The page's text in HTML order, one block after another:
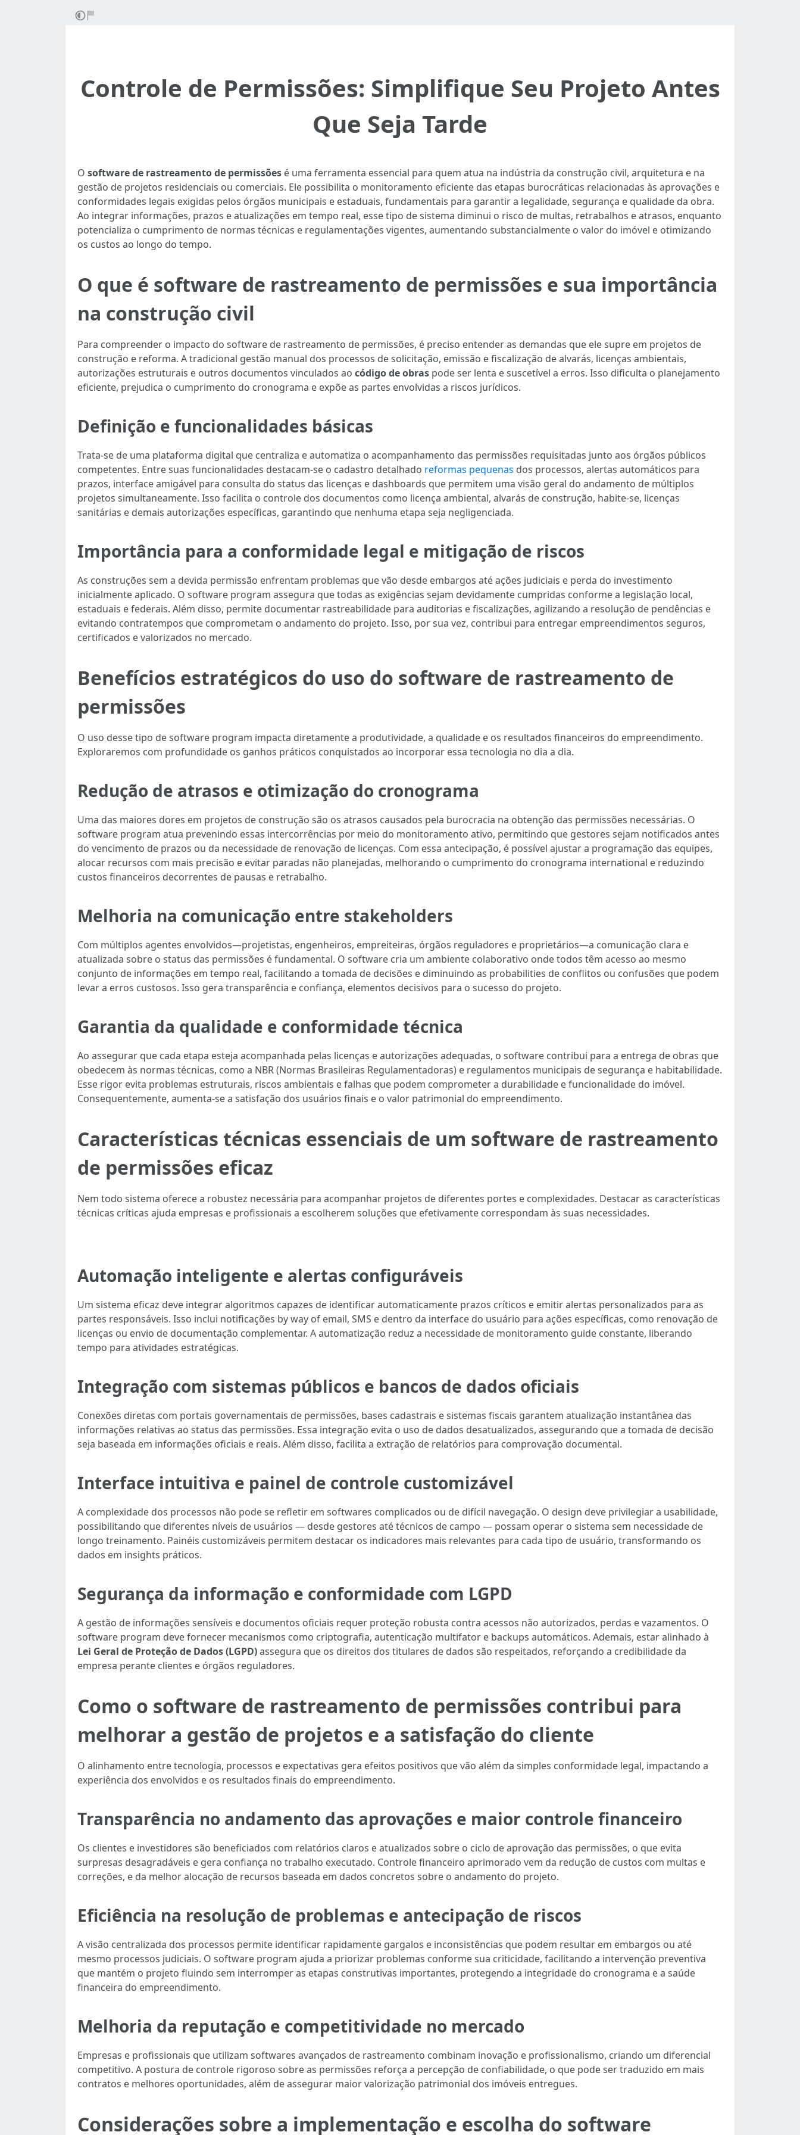
Controle de Permissões: Simplifique Seu Projeto Antes
Que Seja Tarde
O software de rastreamento de permissões é uma ferramenta essencial para quem atua na indústria da construção civil, arquitetura e na
gestão de projetos residenciais ou comerciais. Ele possibilita o monitoramento eficiente das etapas burocráticas relacionadas às aprovações e
conformidades legais exigidas pelos órgãos municipais e estaduais, fundamentais para garantir a legalidade, segurança e qualidade da obra.
Ao integrar informações, prazos e atualizações em tempo real, esse tipo de sistema diminui o risco de multas, retrabalhos e atrasos, enquanto
potencializa o cumprimento de normas técnicas e regulamentações vigentes, aumentando substancialmente o valor do imóvel e otimizando
os custos ao longo do tempo.
O que é software de rastreamento de permissões e sua importância
na construção civil
Para compreender o impacto do software de rastreamento de permissões, é preciso entender as demandas que ele supre em projetos de
construção e reforma. A tradicional gestão manual dos processos de solicitação, emissão e fiscalização de alvarás, licenças ambientais,
autorizações estruturais e outros documentos vinculados ao código de obras pode ser lenta e suscetível a erros. Isso dificulta o planejamento
eficiente, prejudica o cumprimento do cronograma e expõe as partes envolvidas a riscos jurídicos.
Definição e funcionalidades básicas
Trata-se de uma plataforma digital que centraliza e automatiza o acompanhamento das permissões requisitadas junto aos órgãos públicos
competentes. Entre suas funcionalidades destacam-se o cadastro detalhado reformas pequenas dos processos, alertas automáticos para
prazos, interface amigável para consulta do status das licenças e dashboards que permitem uma visão geral do andamento de múltiplos
projetos simultaneamente. Isso facilita o controle dos documentos como licença ambiental, alvarás de construção, habite-se, licenças
sanitárias e demais autorizações específicas, garantindo que nenhuma etapa seja negligenciada.
Importância para a conformidade legal e mitigação de riscos
As construções sem a devida permissão enfrentam problemas que vão desde embargos até ações judiciais e perda do investimento
inicialmente aplicado. O software program assegura que todas as exigências sejam devidamente cumpridas conforme a legislação local,
estaduais e federais. Além disso, permite documentar rastreabilidade para auditorias e fiscalizações, agilizando a resolução de pendências e
evitando contratempos que comprometam o andamento do projeto. Isso, por sua vez, contribui para entregar empreendimentos seguros,
certificados e valorizados no mercado.
Benefícios estratégicos do uso do software de rastreamento de
permissões
O uso desse tipo de software program impacta diretamente a produtividade, a qualidade e os resultados financeiros do empreendimento.
Exploraremos com profundidade os ganhos práticos conquistados ao incorporar essa tecnologia no dia a dia.
Redução de atrasos e otimização do cronograma
Uma das maiores dores em projetos de construção são os atrasos causados pela burocracia na obtenção das permissões necessárias. O
software program atua prevenindo essas intercorrências por meio do monitoramento ativo, permitindo que gestores sejam notificados antes
do vencimento de prazos ou da necessidade de renovação de licenças. Com essa antecipação, é possível ajustar a programação das equipes,
alocar recursos com mais precisão e evitar paradas não planejadas, melhorando o cumprimento do cronograma international e reduzindo
custos financeiros decorrentes de pausas e retrabalho.
Melhoria na comunicação entre stakeholders
Com múltiplos agentes envolvidos—projetistas, engenheiros, empreiteiras, órgãos reguladores e proprietários—a comunicação clara e
atualizada sobre o status das permissões é fundamental. O software cria um ambiente colaborativo onde todos têm acesso ao mesmo
conjunto de informações em tempo real, facilitando a tomada de decisões e diminuindo as probabilities de conflitos ou confusões que podem
levar a erros custosos. Isso gera transparência e confiança, elementos decisivos para o sucesso do projeto.
Garantia da qualidade e conformidade técnica
Ao assegurar que cada etapa esteja acompanhada pelas licenças e autorizações adequadas, o software contribui para a entrega de obras que
obedecem às normas técnicas, como a NBR (Normas Brasileiras Regulamentadoras) e regulamentos municipais de segurança e habitabilidade.
Esse rigor evita problemas estruturais, riscos ambientais e falhas que podem comprometer a durabilidade e funcionalidade do imóvel.
Consequentemente, aumenta-se a satisfação dos usuários finais e o valor patrimonial do empreendimento.
Características técnicas essenciais de um software de rastreamento
de permissões eficaz
Nem todo sistema oferece a robustez necessária para acompanhar projetos de diferentes portes e complexidades. Destacar as características
técnicas críticas ajuda empresas e profissionais a escolherem soluções que efetivamente correspondam às suas necessidades.
Automação inteligente e alertas configuráveis
Um sistema eficaz deve integrar algoritmos capazes de identificar automaticamente prazos críticos e emitir alertas personalizados para as
partes responsáveis. Isso inclui notificações by way of email, SMS e dentro da interface do usuário para ações específicas, como renovação de
licenças ou envio de documentação complementar. A automatização reduz a necessidade de monitoramento guide constante, liberando
tempo para atividades estratégicas.
Integração com sistemas públicos e bancos de dados oficiais
Conexões diretas com portais governamentais de permissões, bases cadastrais e sistemas fiscais garantem atualização instantânea das
informações relativas ao status das permissões. Essa integração evita o uso de dados desatualizados, assegurando que a tomada de decisão
seja baseada em informações oficiais e reais. Além disso, facilita a extração de relatórios para comprovação documental.
Interface intuitiva e painel de controle customizável
A complexidade dos processos não pode se refletir em softwares complicados ou de difícil navegação. O design deve privilegiar a usabilidade,
possibilitando que diferentes níveis de usuários — desde gestores até técnicos de campo — possam operar o sistema sem necessidade de
longo treinamento. Painéis customizáveis permitem destacar os indicadores mais relevantes para cada tipo de usuário, transformando os
dados em insights práticos.
Segurança da informação e conformidade com LGPD
A gestão de informações sensíveis e documentos oficiais requer proteção robusta contra acessos não autorizados, perdas e vazamentos. O
software program deve fornecer mecanismos como criptografia, autenticação multifator e backups automáticos. Ademais, estar alinhado à
Lei Geral de Proteção de Dados (LGPD)assegura que os direitos dos titulares de dados são respeitados, reforçando a credibilidade da
empresa perante clientes e órgãos reguladores.
Como o software de rastreamento de permissões contribui para
melhorar a gestão de projetos e a satisfação do cliente
O alinhamento entre tecnologia, processos e expectativas gera efeitos positivos que vão além da simples conformidade legal, impactando a
experiência dos envolvidos e os resultados finais do empreendimento.
Transparência no andamento das aprovações e maior controle financeiro
Os clientes e investidores são beneficiados com relatórios claros e atualizados sobre o ciclo de aprovação das permissões, o que evita
surpresas desagradáveis e gera confiança no trabalho executado. Controle financeiro aprimorado vem da redução de custos com multas e
correções, e da melhor alocação de recursos baseada em dados concretos sobre o andamento do projeto.
Eficiência na resolução de problemas e antecipação de riscos
A visão centralizada dos processos permite identificar rapidamente gargalos e inconsistências que podem resultar em embargos ou até
mesmo processos judiciais. O software program ajuda a priorizar problemas conforme sua criticidade, facilitando a intervenção preventiva
que mantém o projeto fluindo sem interromper as etapas construtivas importantes, protegendo a integridade do cronograma e a saúde
financeira do empreendimento.
Melhoria da reputação e competitividade no mercado
Empresas e profissionais que utilizam softwares avançados de rastreamento combinam inovação e profissionalismo, criando um diferencial
competitivo. A postura de controle rigoroso sobre as permissões reforça a percepção de confiabilidade, o que pode ser traduzido em mais
contratos e melhores oportunidades, além de assegurar maior valorização patrimonial dos imóveis entregues.
Considerações sobre a implementação e escolha do software